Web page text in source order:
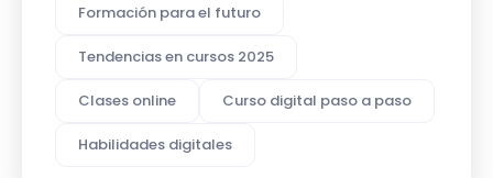
Formación para el futuro
Tendencias en cursos 2025
Clases online Curso digital paso a paso
Habilidades digitales